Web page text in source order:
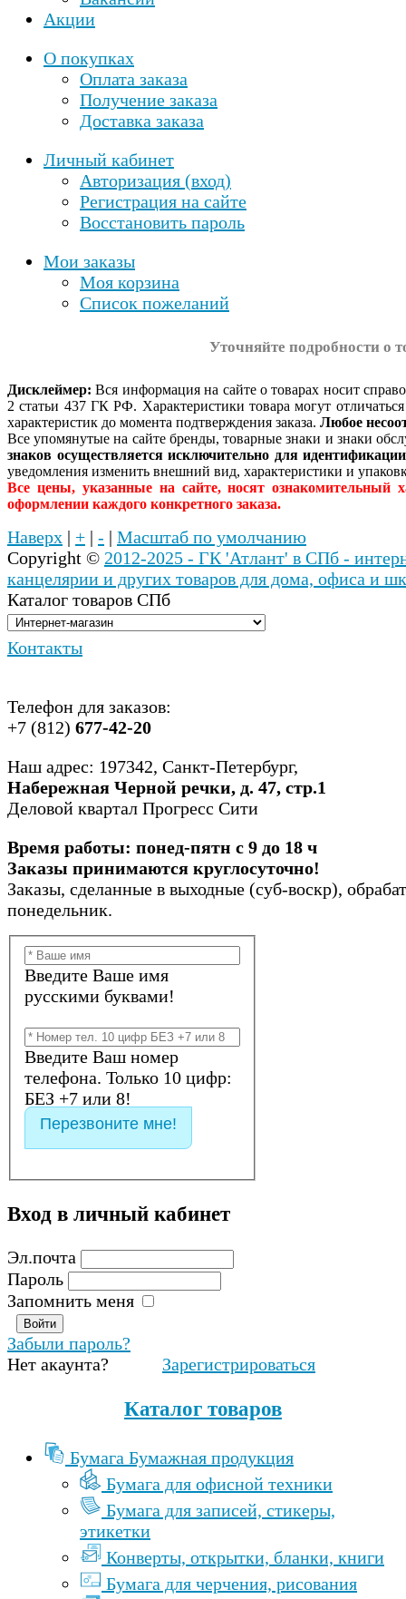
Акции
О покупках
Оплата заказа
Получение заказа
Доставка заказа
Личный кабинет
Авторизация (вход)
Регистрация на сайте
Восстановить пароль
Мои заказы
Моя корзина
Список пожеланий
Уточняйте подробности о
Дисклеймер: Вся информация на сайте о товарах носит
2 статьи 437 ГК РФ. Характеристики товара могут
характеристик до момента подтверждения заказа. Любое
Все упомянутые на сайте бренды, товарные знаки и знаки
знаков осуществляется исключительно для
уведомления изменить внешний вид, характеристики и
Все цены, указанные на сайте, носят ознакомительный
оформлении каждого конкретного заказа.
Наверх | + | - | Масштаб по умолчанию
Copyright © 2012-2025 - ГК 'Атлант' в СПб -
канцелярии и других товаров для дома, офиса и
Каталог товаров СПб
Контакты
Телефон для заказов:
+7 (812) 677-42-20
Наш адрес: 197342, Санкт-Петербург,
Набережная Черной речки, д. 47, стр.1
Деловой квартал Прогресс Сити
Время работы: понед-пятн с 9 до 18 ч
Заказы принимаются круглосуточно!
Заказы, сделанные в выходные (суб-воскр),
понедельник.
Введите Ваше имя
русскими буквами!
Введите Ваш номер
телефона. Только 10 цифр:
БЕЗ +7 или 8!
Перезвоните мне!
Вход в личный кабинет
Эл.почта
Пароль
Запомнить меня
Забыли пароль?
Нет акаунта?
Зарегистрироваться
Каталог товаров
Бумага Бумажная продукция
Бумага для офисной техники
Бумага для записей, стикеры,
этикетки
Конверты, открытки, бланки, книги
Бумага для черчения, рисования